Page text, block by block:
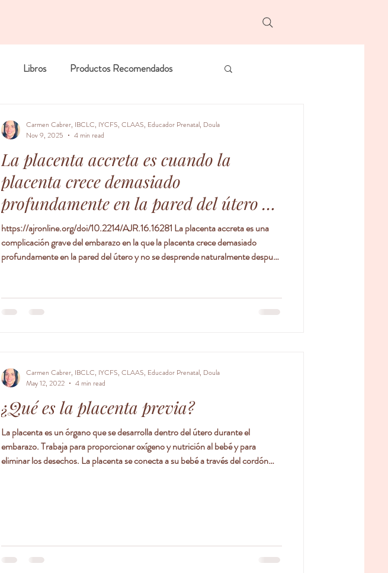
Libros Productos Recomendados
La placenta accreta es cuando la
placenta crece demasiado
profundamente en la pared del útero y
no se desprende naturalmente después
del parto
https://ajronline.org/doi/10.2214/AJR.16.16281 La placenta accreta es una
complicación grave del embarazo en la que la placenta crece demasiado
profundamente en la pared del útero y no se desprende naturalmente después
accreta puede afectar hasta 1 de cada 533 embarazos. La aparición de
placenta accreta ha aumentado en las últimas décad
Carmen Cabrer, IBCLC, IYCFS, CLAAS, Educador Prenatal, Doula
Nov 9, 2025
4 min read
¿Qué es la placenta previa?
La placenta es un órgano que se desarrolla dentro del útero durante el
embarazo. Trabaja para proporcionar oxígeno y nutrición al bebé y para
eliminar los desechos. La placenta se conecta a su bebé a través del cordón
Carmen Cabrer, IBCLC, IYCFS, CLAAS, Educador Prenatal, Doula
May 12, 2022
4 min read